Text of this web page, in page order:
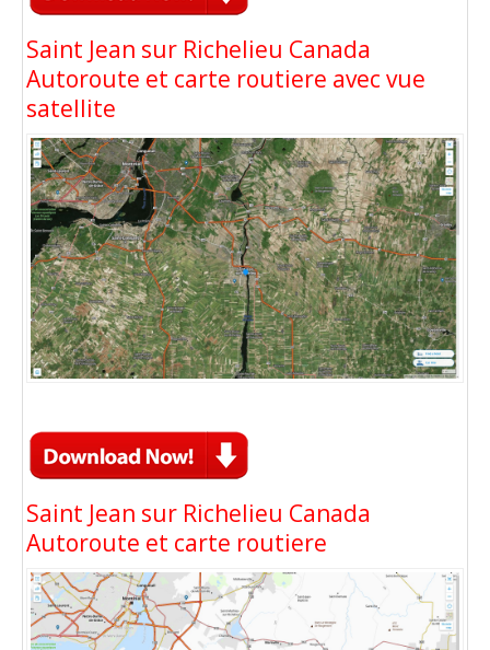
Saint Jean sur Richelieu Canada
Autoroute et carte routiere avec vue
satellite
Saint Jean sur Richelieu Canada
Autoroute et carte routiere